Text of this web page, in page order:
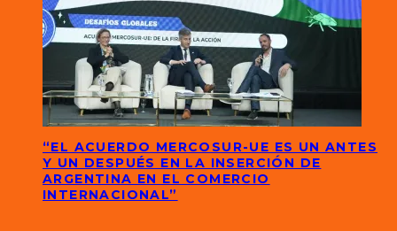
“EL ACUERDO MERCOSUR-UE ES UN ANTES
Y UN DESPUÉS EN LA INSERCIÓN DE
ARGENTINA EN EL COMERCIO
INTERNACIONAL”